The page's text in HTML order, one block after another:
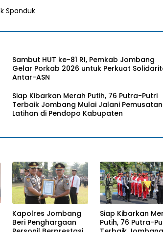
dari Kapolres
Sambut HUT ke-81 RI, Pemkab Jombang
Gelar Porkab 2026 untuk Perkuat
Antar-ASN
Siap Kibarkan Merah Putih, 76 Putra-Putri
Terbaik Jombang Mulai Jalani Pemusatan
Latihan di Pendopo Kabupaten
Kapolres Jombang
Beri Penghargaan
Siap Kibarkan
Putih, 76 Putra-